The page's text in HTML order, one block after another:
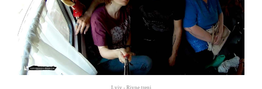
Lviv - Rivne treni